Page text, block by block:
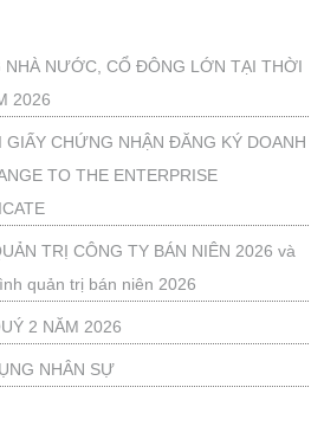
NHÀ NƯỚC, CỔ ĐÔNG LỚN TẠI THỜI
2026
CHỨNG NHẬN ĐĂNG KÝ DOANH
TO THE ENTERPRISE
TRỊ CÔNG TY BÁN NIÊN 2026 và
quản trị bán niên 2026
2 NĂM 2026
NHÂN SỰ